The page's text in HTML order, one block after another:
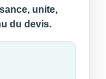
unite,
du devis.